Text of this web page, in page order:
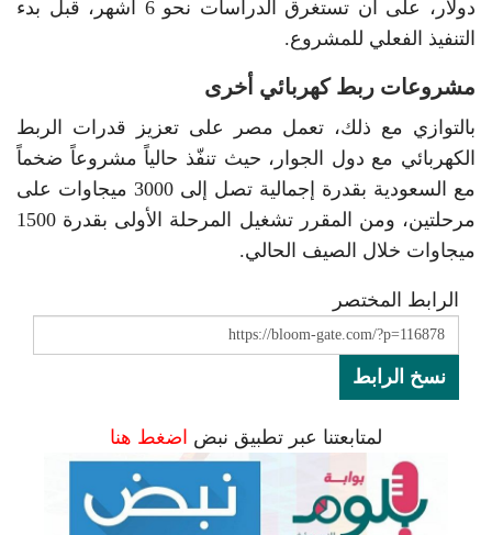
دولار، على أن تستغرق الدراسات نحو 6 أشهر، قبل بدء
التنفيذ الفعلي للمشروع.
مشروعات ربط كهربائي أخرى
بالتوازي مع ذلك، تعمل مصر على تعزيز قدرات الربط
الكهربائي مع دول الجوار، حيث تنفّذ حالياً مشروعاً ضخماً
مع السعودية بقدرة إجمالية تصل إلى 3000 ميجاوات على
مرحلتين، ومن المقرر تشغيل المرحلة الأولى بقدرة 1500
ميجاوات خلال الصيف الحالي.
الرابط المختصر
نسخ الرابط
لمتابعتنا عبر تطبيق نبض اضغط هنا